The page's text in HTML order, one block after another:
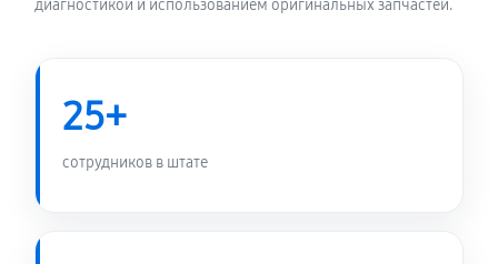
диагностикой и использованием оригинальных запчастей.
25+
сотрудников в штате